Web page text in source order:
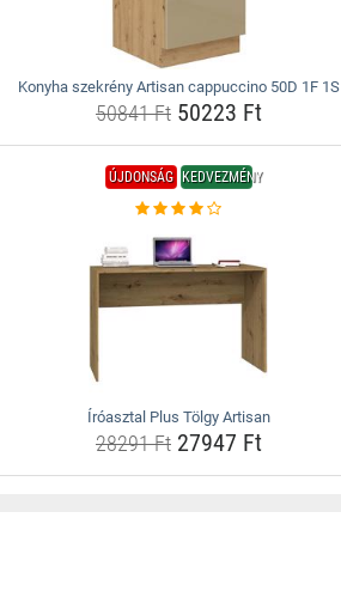
Konyha szekrény Artisan cappuccino 50D 1F 1S
50841 Ft50223 Ft
ÚJDONSÁG KEDVEZMÉNY
Íróasztal Plus Tölgy Artisan
28291 Ft27947 Ft